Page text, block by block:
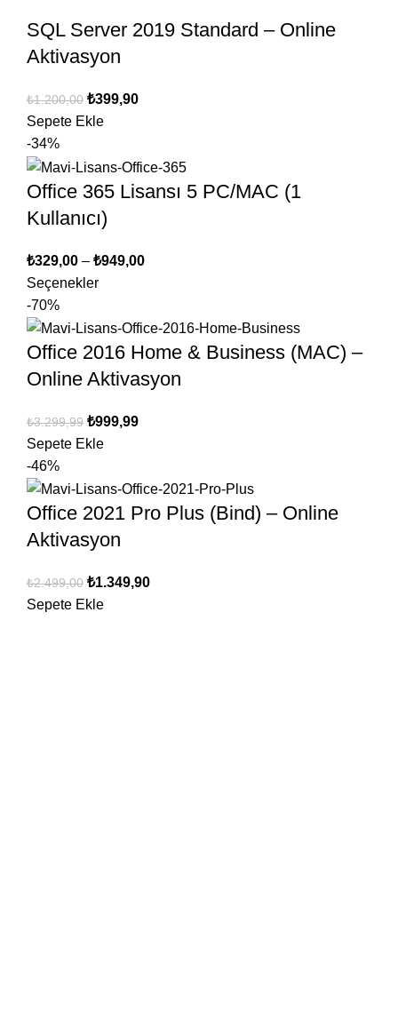
SQL Server 2019 Standard – Online
Aktivasyon
₺1.200,00 ₺399,90
Sepete Ekle
-34%
Office 365 Lisansı 5 PC/MAC (1
Kullanıcı)
₺329,00 – ₺949,00
Seçenekler
-70%
Office 2016 Home & Business (MAC) –
Online Aktivasyon
₺3.299,99 ₺999,99
Sepete Ekle
-46%
Office 2021 Pro Plus (Bind) – Online
Aktivasyon
₺2.499,00 ₺1.349,90
Sepete Ekle